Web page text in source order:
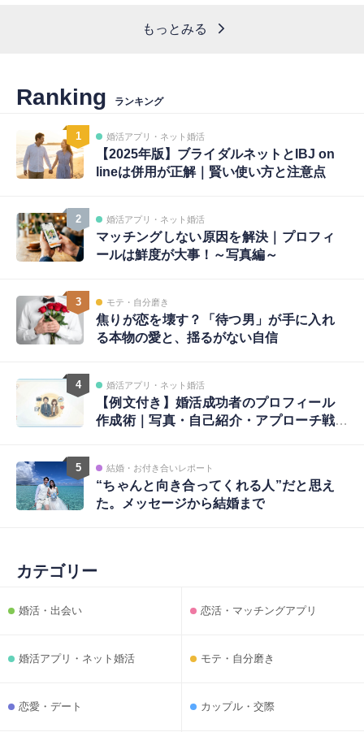
もっとみる
Ranking ランキング
1 婚活アプリ・ネット婚活
【2025年版】ブライダルネットとIBJ on
lineは併用が正解｜賢い使い方と注意点
2 婚活アプリ・ネット婚活
マッチングしない原因を解決｜プロフィ
ールは鮮度が大事！～写真編～
3 モテ・自分磨き
焦りが恋を壊す？「待つ男」が手に入れ
る本物の愛と、揺るがない自信
4 婚活アプリ・ネット婚活
【例文付き】婚活成功者のプロフィール
作成術｜写真・自己紹介・アプローチ戦
5 結婚・お付き合いレポート
“ちゃんと向き合ってくれる人”だと思え
た。メッセージから結婚まで
カテゴリー
婚活・出会い 恋活・マッチングアプリ
婚活アプリ・ネット婚活 モテ・自分磨き
恋愛・デート カップル・交際